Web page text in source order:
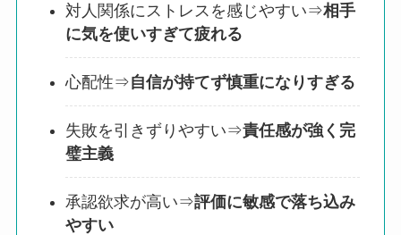
対人関係にストレスを感じやすい⇒相手
に気を使いすぎて疲れる
心配性⇒自信が持てず慎重になりすぎる
失敗を引きずりやすい⇒責任感が強く完
璧主義
承認欲求が高い⇒評価に敏感で落ち込み
やすい